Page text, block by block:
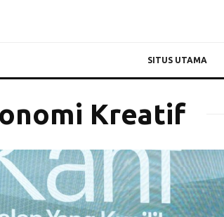
SITUS UTAMA
Kreatif